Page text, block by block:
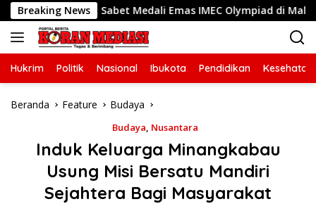
Langsung
ke
konten
Breaking News
Sabet Medali Emas IMEC Olympiad di Malaysia
Hukrim Politik Nasional Ibukota Pendidikan Kesehatan
Beranda Feature Budaya
Budaya, Nusantara
Induk Keluarga Minangkabau
Usung Misi Bersatu Mandiri
Sejahtera Bagi Masyarakat